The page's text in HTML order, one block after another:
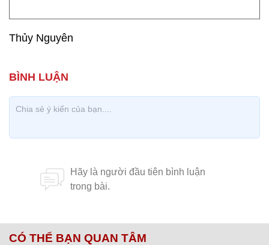
Thủy Nguyên
CÓ THỂ BẠN QUAN TÂM